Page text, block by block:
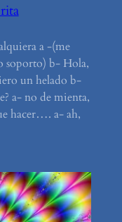
a -(me
soporto) b- Hola,
un helado b-
a- no de mienta,
hacer…. a- ah,